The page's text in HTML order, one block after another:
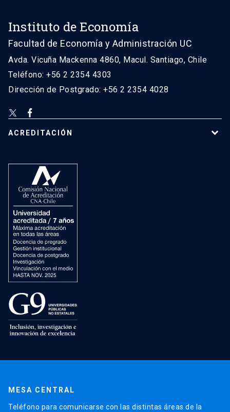
Instituto de Economía
Facultad de Economía y Administración UC
Avda. Vicuña Mackenna 4860, Macul. Santiago, Chile
Teléfono: +56 2 2354 4303
Dirección de Postgrado: +56 2 2354 4028
ACREDITACIÓN
MESA CENTRAL
Teléfono para comunicarse con las distintas áreas de la